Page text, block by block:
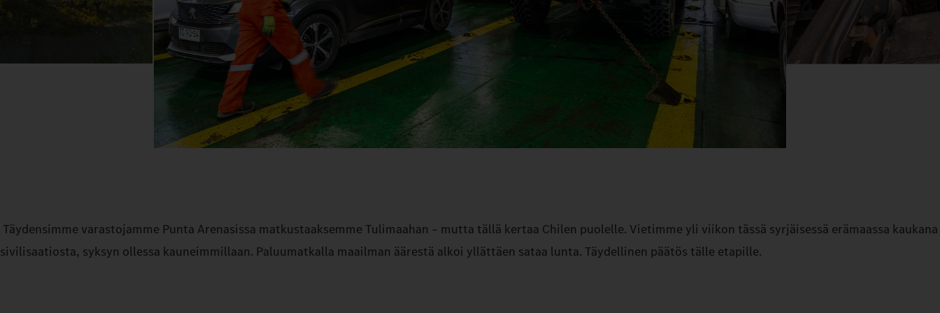
Täydensimme varastojamme Punta Arenasissa matkustaaksemme Tulimaahan – mutta tällä kertaa Chilen puolelle. Vietimme yli viikon tässä syrjäisessä erämaassa kaukana
sivilisaatiosta, syksyn ollessa kauneimmillaan. Paluumatkalla maailman äärestä alkoi yllättäen sataa lunta. Täydellinen päätös tälle etapille.